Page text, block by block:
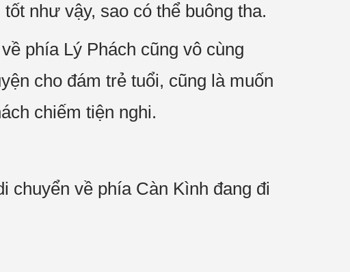
như vậy, sao có thể buông tha.
phía Lý Phách cũng vô cùng
cho đám trẻ tuổi, cũng là muốn
chiếm tiện nghi.
chuyển về phía Càn Kình đang đi